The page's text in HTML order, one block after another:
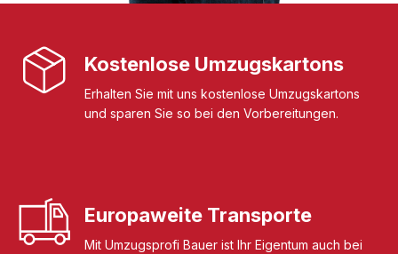
Kostenlose Umzugskartons
Erhalten Sie mit uns kostenlose Umzugskartons
und sparen Sie so bei den Vorbereitungen.
Europaweite Transporte
Mit Umzugsprofi Bauer ist Ihr Eigentum auch bei